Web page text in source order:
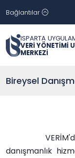
Bağlantılar
ISPARTA
VERİ YÖNETİMİ
MERKEZİ
Bireysel
VERİM'den
danışmanlık